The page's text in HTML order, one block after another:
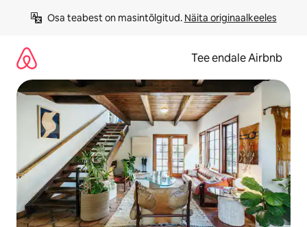
Osa teabest on masintõlgitud. Näita originaalkeeles
Tee endale Airbnb